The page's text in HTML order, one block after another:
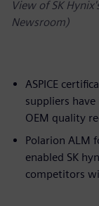
View of SK
Newsroom)
ASPICE
suppliers
OEM quality
Polarion ALM
enabled SK
competitors